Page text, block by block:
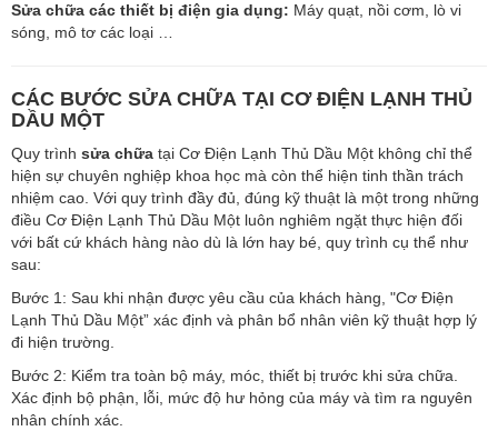
Sửa chữa các thiết bị điện gia dụng: Máy quạt, nồi cơm, lò vi
sóng, mô tơ các loại …
CÁC BƯỚC SỬA CHỮA TẠI CƠ ĐIỆN LẠNH THỦ
DẦU MỘT
Quy trình sửa chữa tại Cơ Điện Lạnh Thủ Dầu Một không chỉ thể
hiện sự chuyên nghiệp khoa học mà còn thể hiện tinh thần trách
nhiệm cao. Với quy trình đầy đủ, đúng kỹ thuật là một trong những
điều Cơ Điện Lạnh Thủ Dầu Một luôn nghiêm ngặt thực hiện đối
với bất cứ khách hàng nào dù là lớn hay bé, quy trình cụ thể như
sau:
Bước 1: Sau khi nhận được yêu cầu của khách hàng, "Cơ Điện
Lạnh Thủ Dầu Một” xác định và phân bổ nhân viên kỹ thuật hợp lý
đi hiện trường.
Bước 2: Kiểm tra toàn bộ máy, móc, thiết bị trước khi sửa chữa.
Xác định bộ phận, lỗi, mức độ hư hỏng của máy và tìm ra nguyên
nhân chính xác.